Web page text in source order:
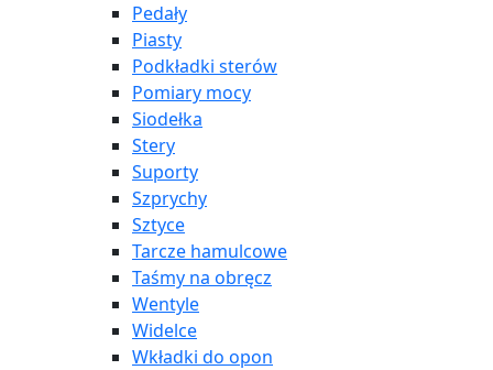
Pedały
Piasty
Podkładki sterów
Pomiary mocy
Siodełka
Stery
Suporty
Szprychy
Sztyce
Tarcze hamulcowe
Taśmy na obręcz
Wentyle
Widelce
Wkładki do opon